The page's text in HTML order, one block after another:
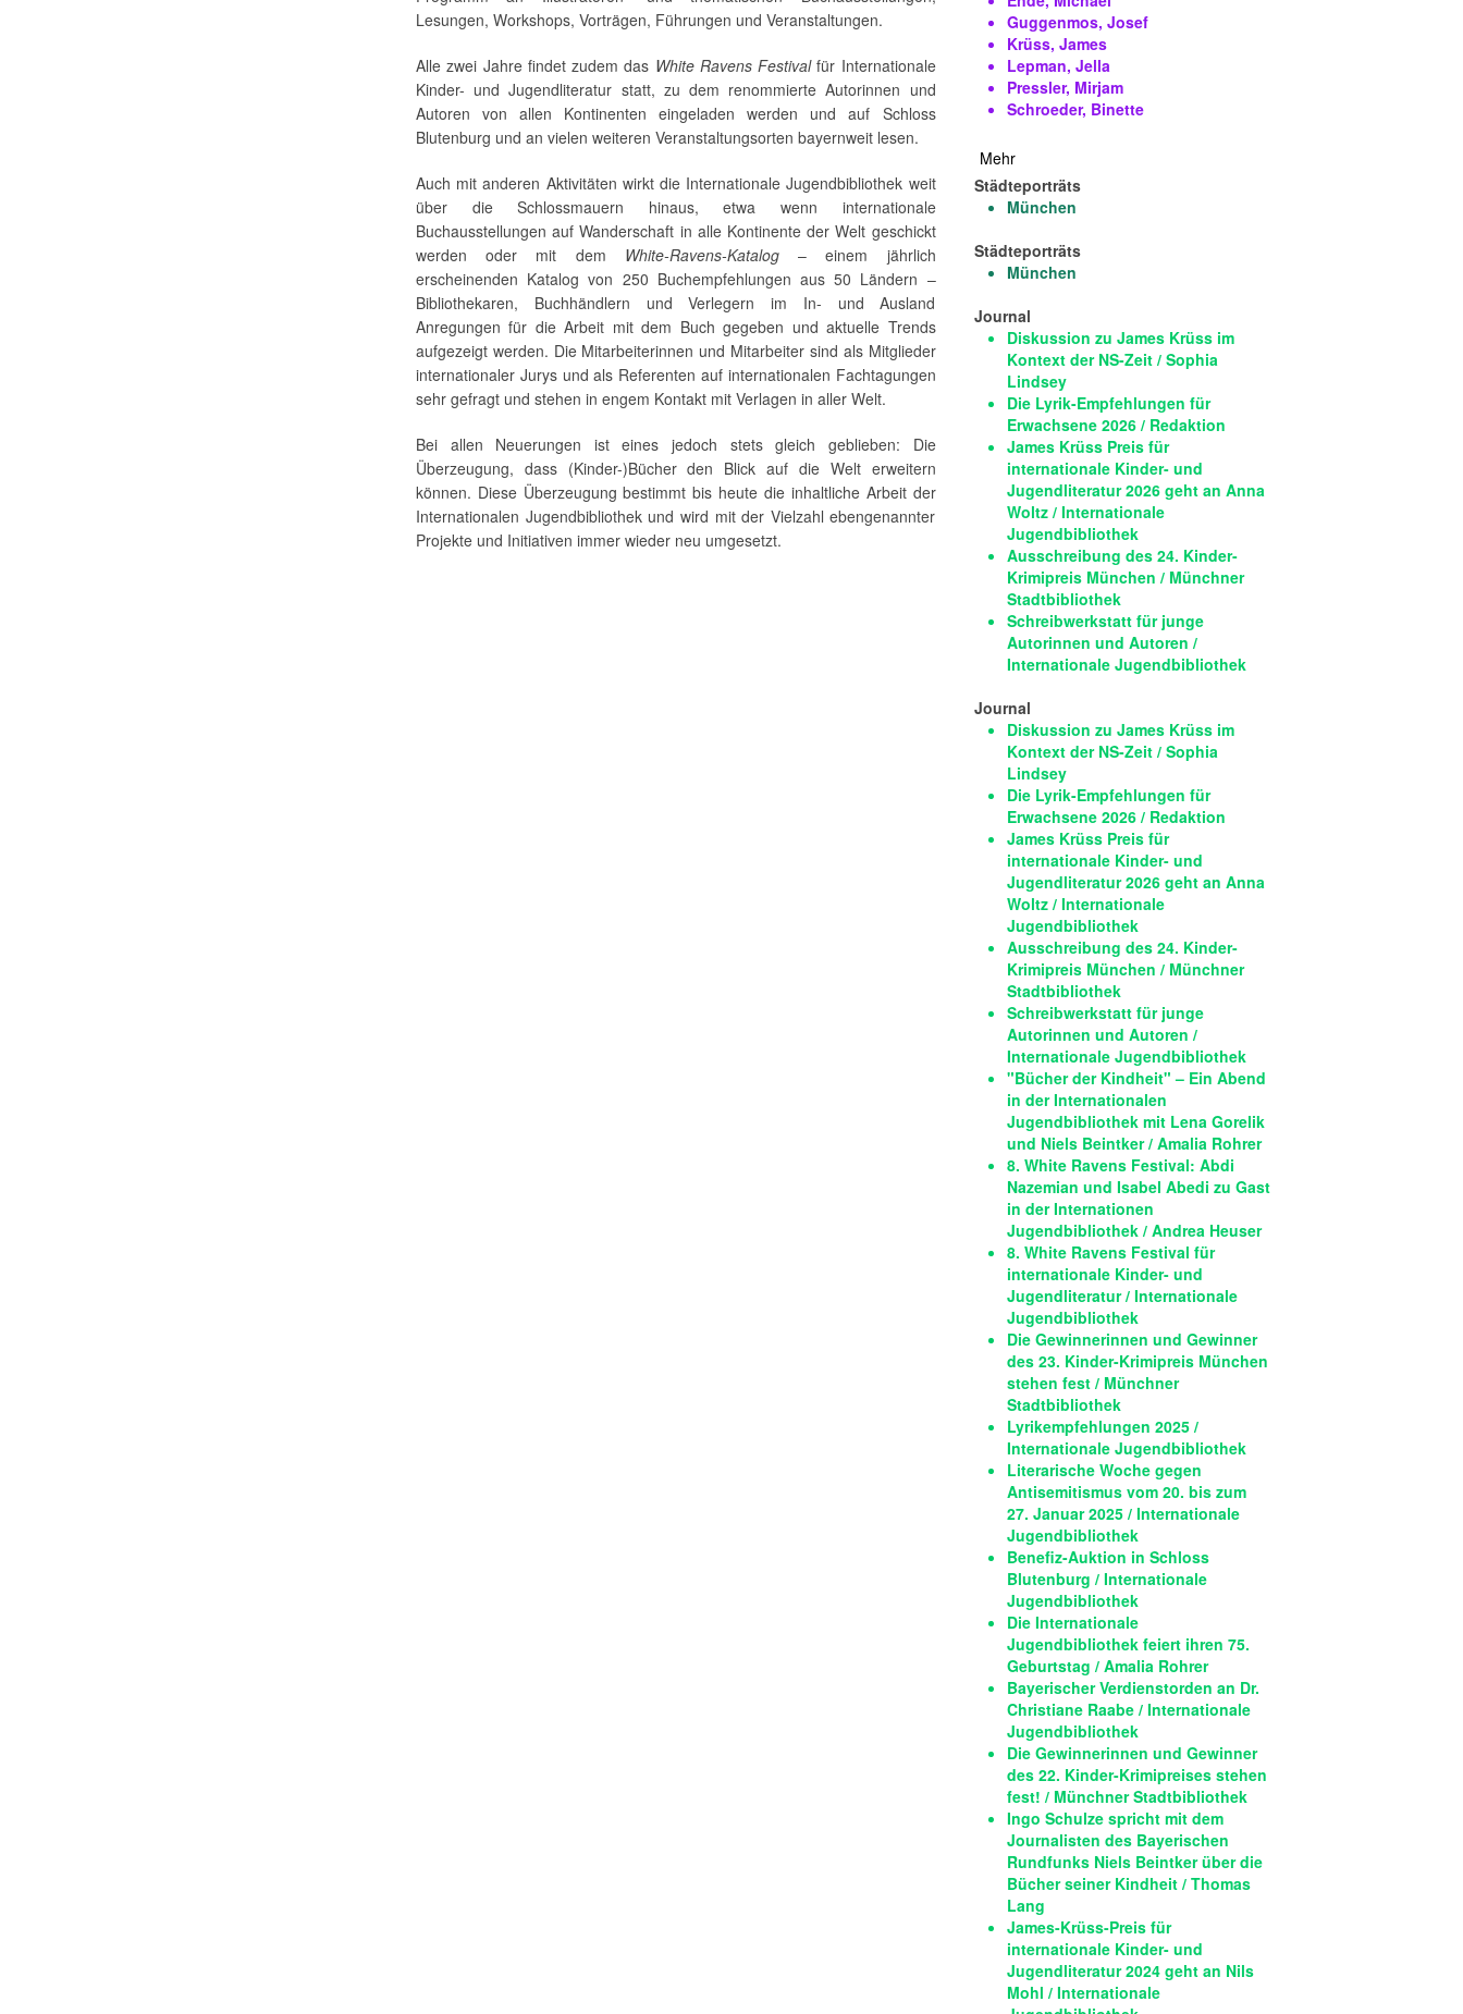
Lesungen, Workshops, Vorträgen, Führungen und Veranstaltungen.
Alle zwei Jahre findet zudem das White Ravens Festivalfür Internationale
Kinder- und Jugendliteratur statt, zu dem renommierte Autorinnen und
Autoren von allen Kontinenten eingeladen werden und auf Schloss
Blutenburg und an vielen weiteren Veranstaltungsorten bayernweit lesen.
Auch mit anderen Aktivitäten wirkt die Internationale Jugendbibliothek weit
über die Schlossmauern hinaus, etwa wenn internationale
Buchausstellungen auf Wanderschaft in alle Kontinente der Welt geschickt
werden oder mit dem White-Ravens-Katalog– einem jährlich
erscheinenden Katalog von 250 Buchempfehlungen aus 50 Ländern –
Bibliothekaren, Buchhändlern und Verlegern im In- und Ausland
Anregungen für die Arbeit mit dem Buch gegeben und aktuelle Trends
aufgezeigt werden. Die Mitarbeiterinnen und Mitarbeiter sind als Mitglieder
internationaler Jurys und als Referenten auf internationalen Fachtagungen
sehr gefragt und stehen in engem Kontakt mit Verlagen in aller Welt.
Bei allen Neuerungen ist eines jedoch stets gleich geblieben: Die
Überzeugung, dass (Kinder-)Bücher den Blick auf die Welt erweitern
können. Diese Überzeugung bestimmt bis heute die inhaltliche Arbeit der
Internationalen Jugendbibliothek und wird mit der Vielzahl ebengenannter
Projekte und Initiativen immer wieder neu umgesetzt.
Guggenmos, Josef
Krüss, James
Lepman, Jella
Pressler, Mirjam
Schroeder, Binette
Mehr
Städteporträts
München
Städteporträts
München
Journal
Diskussion zu James Krüss im
Kontext der NS-Zeit / Sophia
Lindsey
Die Lyrik-Empfehlungen für
Erwachsene 2026 / Redaktion
James Krüss Preis für
internationale Kinder- und
Jugendliteratur 2026 geht an Anna
Woltz / Internationale
Jugendbibliothek
Ausschreibung des 24. Kinder-
Krimipreis München / Münchner
Stadtbibliothek
Schreibwerkstatt für junge
Autorinnen und Autoren /
Internationale Jugendbibliothek
Journal
Diskussion zu James Krüss im
Kontext der NS-Zeit / Sophia
Lindsey
Die Lyrik-Empfehlungen für
Erwachsene 2026 / Redaktion
James Krüss Preis für
internationale Kinder- und
Jugendliteratur 2026 geht an Anna
Woltz / Internationale
Jugendbibliothek
Ausschreibung des 24. Kinder-
Krimipreis München / Münchner
Stadtbibliothek
Schreibwerkstatt für junge
Autorinnen und Autoren /
Internationale Jugendbibliothek
"Bücher der Kindheit" – Ein Abend
in der Internationalen
Jugendbibliothek mit Lena Gorelik
und Niels Beintker / Amalia Rohrer
8. White Ravens Festival: Abdi
Nazemian und Isabel Abedi zu Gast
in der Internationen
Jugendbibliothek / Andrea Heuser
8. White Ravens Festival für
internationale Kinder- und
Jugendliteratur / Internationale
Jugendbibliothek
Die Gewinnerinnen und Gewinner
des 23. Kinder-Krimipreis München
stehen fest / Münchner
Stadtbibliothek
Lyrikempfehlungen 2025 /
Internationale Jugendbibliothek
Literarische Woche gegen
Antisemitismus vom 20. bis zum
27. Januar 2025 / Internationale
Jugendbibliothek
Benefiz-Auktion in Schloss
Blutenburg / Internationale
Jugendbibliothek
Die Internationale
Jugendbibliothek feiert ihren 75.
Geburtstag / Amalia Rohrer
Bayerischer Verdienstorden an Dr.
Christiane Raabe / Internationale
Jugendbibliothek
Die Gewinnerinnen und Gewinner
des 22. Kinder-Krimipreises stehen
fest! / Münchner Stadtbibliothek
Ingo Schulze spricht mit dem
Journalisten des Bayerischen
Rundfunks Niels Beintker über die
Bücher seiner Kindheit / Thomas
Lang
James-Krüss-Preis für
internationale Kinder- und
Jugendliteratur 2024 geht an Nils
Mohl / Internationale